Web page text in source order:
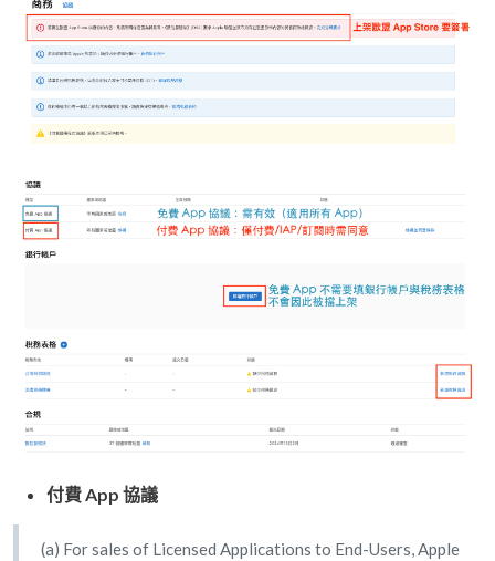
付費 App 協議
(a) For sales of Licensed Applications to End-Users, Apple